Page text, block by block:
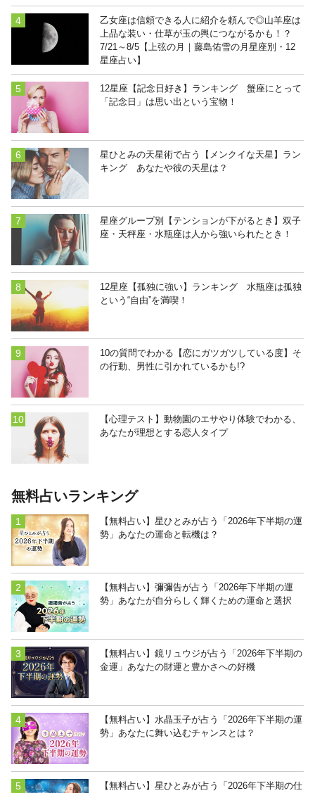
乙女座は信頼できる人に紹介を頼んで◎山羊座は
上品な装い・仕草が玉の輿につながるかも！？
7/21～8/5【上弦の月｜藤島佑雪の月星座別・12
星座占い】
12星座【記念日好き】ランキング 蟹座にとって
「記念日」は思い出という宝物！
星ひとみの天星術で占う【メンクイな天星】ラン
キング あなたや彼の天星は？
星座グループ別【テンションが下がるとき】双子
座・天秤座・水瓶座は人から強いられたとき！
12星座【孤独に強い】ランキング 水瓶座は孤独
という“自由”を満喫！
10の質問でわかる【恋にガツガツしている度】そ
の行動、男性に引かれているかも!?
【心理テスト】動物園のエサやり体験でわかる、
あなたが理想とする恋人タイプ
無料占いランキング
【無料占い】星ひとみが占う「2026年下半期の運
勢」あなたの運命と転機は？
【無料占い】彌彌告が占う「2026年下半期の運
勢」あなたが自分らしく輝くための運命と選択
【無料占い】鏡リュウジが占う「2026年下半期の
金運」あなたの財運と豊かさへの好機
【無料占い】水晶玉子が占う「2026年下半期の運
勢」あなたに舞い込むチャンスとは？
【無料占い】星ひとみが占う「2026年下半期の仕